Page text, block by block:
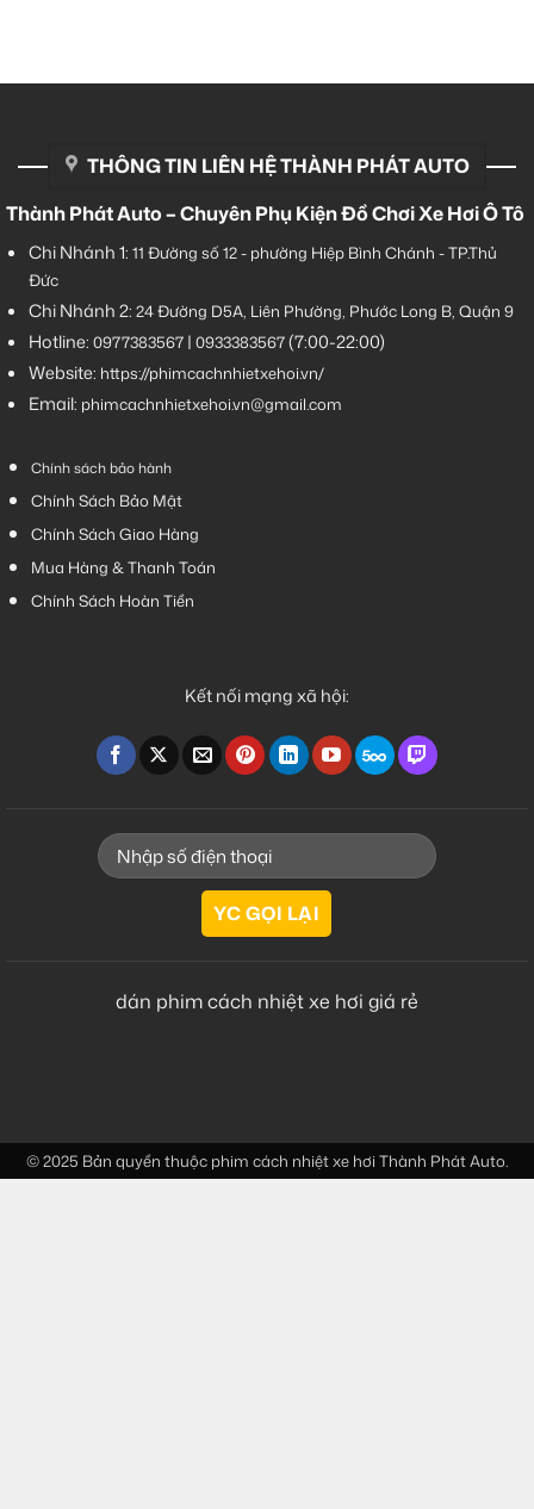
THÔNG TIN LIÊN HỆ THÀNH PHÁT AUTO
Thành Phát Auto – Chuyên Phụ Kiện Đồ Chơi Xe Hơi Ô Tô
Chi Nhánh 1: 11 Đường số 12 - phường Hiệp Bình Chánh - TP.Thủ
Đức
Chi Nhánh 2: 24 Đường D5A, Liên Phường, Phước Long B, Quận 9
Hotline: 0977383567| 0933383567(7:00-22:00)
Website: https://phimcachnhietxehoi.vn/
Email: phimcachnhietxehoi.vn@gmail.com
Chính sách bảo hành
Chính Sách Bảo Mật
Chính Sách Giao Hàng
Mua Hàng & Thanh Toán
Chính Sách Hoàn Tiền
Kết nối mạng xã hội:
dán phim cách nhiệt xe hơi giá rẻ
© 2025 Bản quyền thuộc phim cách nhiệt xe hơi Thành Phát Auto.